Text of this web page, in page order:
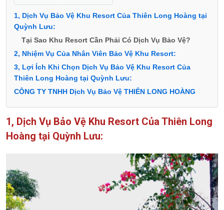
1, Dịch Vụ Bảo Vệ Khu Resort Của Thiên Long Hoàng tại
Quỳnh Lưu:
Tại Sao Khu Resort Cần Phải Có Dịch Vụ Bảo Vệ?
2, Nhiệm Vụ Của Nhân Viên Bảo Vệ Khu Resort:
3, Lợi Ích Khi Chọn Dịch Vụ Bảo Vệ Khu Resort Của
Thiên Long Hoàng tại Quỳnh Lưu:
CÔNG TY TNHH Dịch Vụ Bảo Vệ THIÊN LONG HOÀNG
1, Dịch Vụ Bảo Vệ Khu Resort Của Thiên Long
Hoàng tại Quỳnh Lưu: